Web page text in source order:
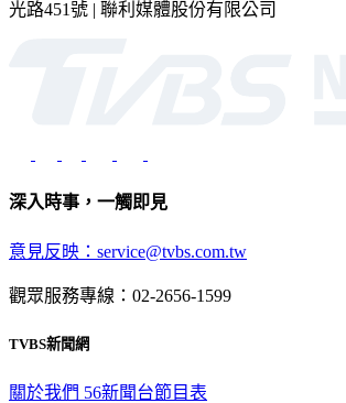
光路451號 | 聯利媒體股份有限公司
深入時事，一觸即見
意見反映：service@tvbs.com.tw
觀眾服務專線：02-2656-1599
TVBS新聞網
關於我們 56新聞台節目表